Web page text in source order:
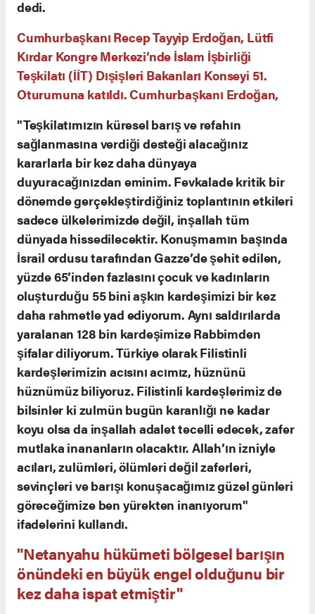
dedi.
Cumhurbaşkanı Recep Tayyip Erdoğan, Lütfi
Kırdar Kongre Merkezi’nde İslam İşbirliği
Teşkilatı (İİT) Dışişleri Bakanları Konseyi 51.
Oturumuna katıldı. Cumhurbaşkanı Erdoğan,
"Teşkilatımızın küresel barış ve refahın
sağlanmasına verdiği desteği alacağınız
kararlarla bir kez daha dünyaya
duyuracağınızdan eminim. Fevkalade kritik bir
dönemde gerçekleştirdiğiniz toplantının etkileri
sadece ülkelerimizde değil, inşallah tüm
dünyada hissedilecektir. Konuşmamın başında
İsrail ordusu tarafından Gazze’de şehit edilen,
yüzde 65’inden fazlasını çocuk ve kadınların
oluşturduğu 55 bini aşkın kardeşimizi bir kez
daha rahmetle yad ediyorum. Aynı saldırılarda
yaralanan 128 bin kardeşimize Rabbimden
şifalar diliyorum. Türkiye olarak Filistinli
kardeşlerimizin acısını acımız, hüznünü
hüznümüz biliyoruz. Filistinli kardeşlerimiz de
bilsinler ki zulmün bugün karanlığı ne kadar
koyu olsa da inşallah adalet tecelli edecek, zafer
mutlaka inananların olacaktır. Allah’ın izniyle
acıları, zulümleri, ölümleri değil zaferleri,
sevinçleri ve barışı konuşacağımız güzel günleri
göreceğimize ben yürekten inanıyorum"
ifadelerini kullandı.
"Netanyahu hükümeti bölgesel barışın
önündeki en büyük engel olduğunu bir
kez daha ispat etmiştir"